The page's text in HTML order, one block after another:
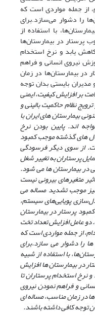
از جمله مواردی است که
را دشوار می‌سازد.برای
با استفاده از
پرستار در بیمارستان‌ها
یابد و نرخ استخدام
نیروی انسانی و فراهم
در بیمارستان‌ها در زمان
بایستی بدان توجه
بر افزایش کیفیت، ایمنی
نظام حاکمیت بالینی و
بیمارستان های ایران با
اند. پایین بودن نرخ
های گذشته موجب کمبود
از سوی دیگر فرسودگی
پرستاران به تغییر شغل
در بیمارستان ها می شود.
متغیرهای بیرونی نیست
موجب تشدید مساله می
پویایی‌های سیستم،
پرستار در بیمارستان
دو عامل افزایش تعداد تخت
از جمله مواردی است که
را دشوار می سازد.برای
با استفاده از شبیه
در بیمارستان ها افزایش
نرخ استخدام پرستاران تا
و فراهم نمودن نیروی
در زمان مناسب، مساله ای
توجه کافی داشته باشند.